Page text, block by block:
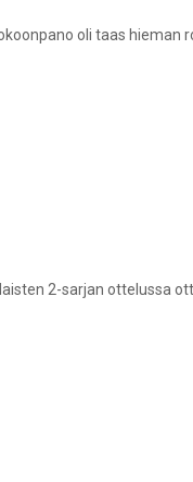
oli taas
2-sarjan ottelussa